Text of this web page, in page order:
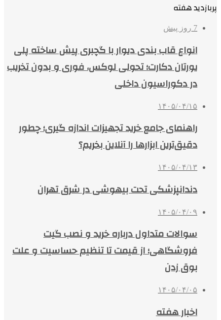
پربازدید هفته
7 روز پیش
انواع قاب بندی دیوار با گچبری پیش ساخته پلی
یورتان دکارت؛ تحولی لوکس، فوری و بدون تخریب
در دکوراسیون داخلی
۱۴۰۵/۰۴/۱۵
راهنمای جامع خرید تجهیزات اندازه گیری؛ چطور
دقیق‌ترین ابزارها را آنلاین بخریم؟
۱۴۰۵/۰۴/۱۳
دندانپزشکی تحت بیهوشی در شرق تهران
۱۴۰۵/۰۴/۰۹
سوالات متداول درباره خرید و نصب گیت
فروشگاهی؛ از قیمت تا تنظیم حساسیت و علت
بوق زدن
۱۴۰۵/۰۴/۰۵
اخبار هفته